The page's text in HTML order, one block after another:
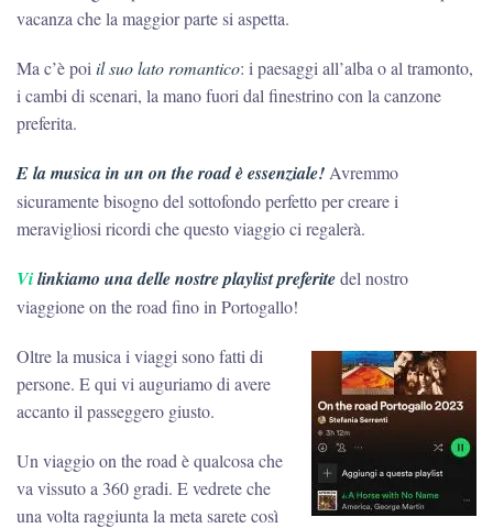
vacanza che la maggior parte si aspetta.
Ma c’è poi il suo lato romantico: i paesaggi all’alba o al tramonto,
i cambi di scenari, la mano fuori dal finestrino con la canzone
preferita.
E la musica in un on the road è essenziale! Avremmo
sicuramente bisogno del sottofondo perfetto per creare i
meravigliosi ricordi che questo viaggio ci regalerà.
Vilinkiamo una delle nostre playlist preferitedel nostro
viaggione on the road fino in Portogallo!
Oltre la musica i viaggi sono fatti di
persone. E qui vi auguriamo di avere
accanto il passeggero giusto.
Un viaggio on the road è qualcosa che
va vissuto a 360 gradi. E vedrete che
una volta raggiunta la meta sarete così